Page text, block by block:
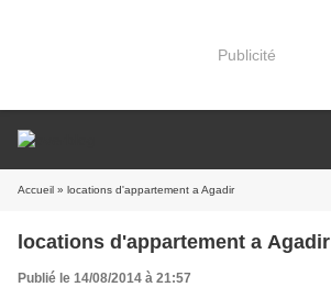
Publicité
Accueil » locations d'appartement a Agadir
locations d'appartement a Agadir
Publié le 14/08/2014 à 21:57